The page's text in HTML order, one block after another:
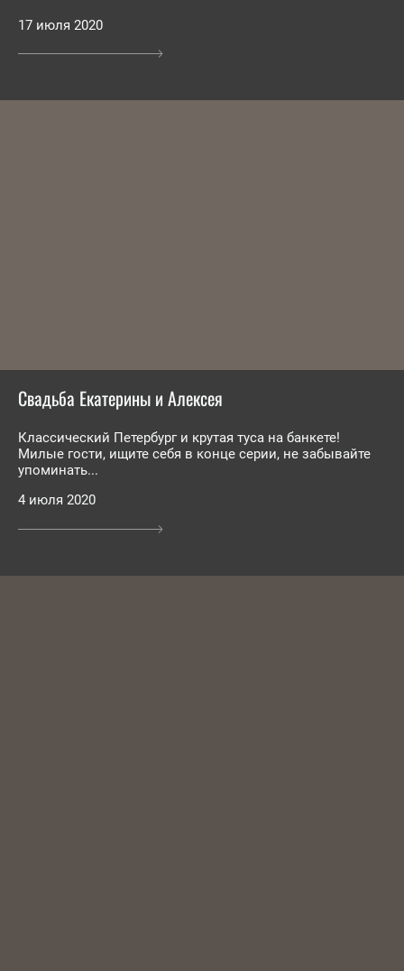
17 июля 2020
Свадьба Екатерины и Алексея
Классический Петербург и крутая туса на банкете!
Милые гости, ищите себя в конце серии, не забывайте
упоминать...
4 июля 2020